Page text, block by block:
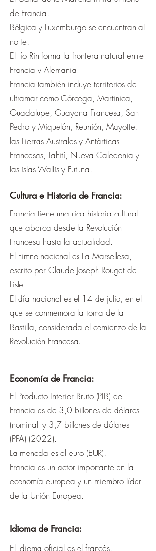
de Francia.
Bélgica y Luxemburgo se encuentran al
norte.
El río Rin forma la frontera natural entre
Francia y Alemania.
Francia también incluye territorios de
ultramar como Córcega, Martinica,
Guadalupe, Guayana Francesa, San
Pedro y Miquelón, Reunión, Mayotte,
las Tierras Australes y Antárticas
Francesas, Tahití, Nueva Caledonia y
las islas Wallis y Futuna.
Cultura e Historia de Francia:
Francia tiene una rica historia cultural
que abarca desde la Revolución
Francesa hasta la actualidad.
El himno nacional es La Marsellesa,
escrito por Claude Joseph Rouget de
Lisle.
El día nacional es el 14 de julio, en el
que se conmemora la toma de la
Bastilla, considerada el comienzo de la
Revolución Francesa.
Economía de Francia:
El Producto Interior Bruto (PIB) de
Francia es de 3,0 billones de dólares
(nominal) y 3,7 billones de dólares
(PPA) (2022).
La moneda es el euro (EUR).
Francia es un actor importante en la
economía europea y un miembro líder
de la Unión Europea.
Idioma de Francia:
El idioma oficial es el francés.​